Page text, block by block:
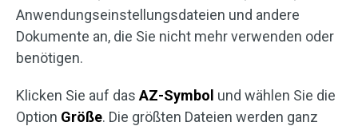
Anwendungseinstellungsdateien und andere
Dokumente an, die Sie nicht mehr verwenden oder
benötigen.
Klicken Sie auf das AZ-Symbol und wählen Sie die
Option Größe. Die größten Dateien werden ganz